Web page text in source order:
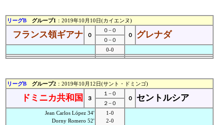
リーグB グループ1 ：2019年10月10日(カイエンヌ)
フランス領ギアナ ０
０−０
０
グレナダ
０−０
0-0
リーグB グループ2 ：2019年10月12日(サント・ドミンゴ)
ドミニカ共和国 ３
１−０
０
セントルシア
２−０
Jean Carlos López 34'
Dorny Romero 52'
1-0
2-0